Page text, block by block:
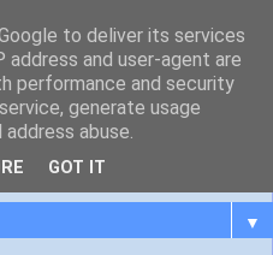
▼
to deliver its services
address and user-agent are
performance and security
generate usage
abuse.
GOT IT